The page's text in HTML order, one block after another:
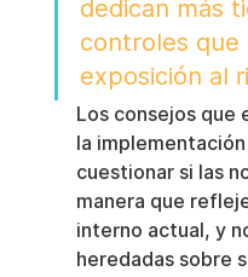
dedican más
controles que
exposición al
Los consejos que
la
cuestionar si las
manera que
interno actual, y
heredadas sobre